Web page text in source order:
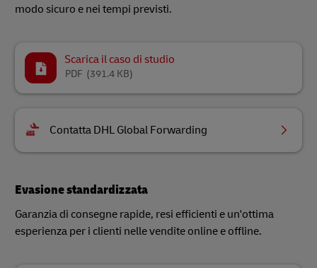
modo sicuro e nei tempi previsti.
Scarica il caso di studio
(391.4 KB)
PDF
Contatta DHL Global Forwarding
Evasione standardizzata
Garanzia di consegne rapide, resi efficienti e un'ottima
esperienza per i clienti nelle vendite online e offline.